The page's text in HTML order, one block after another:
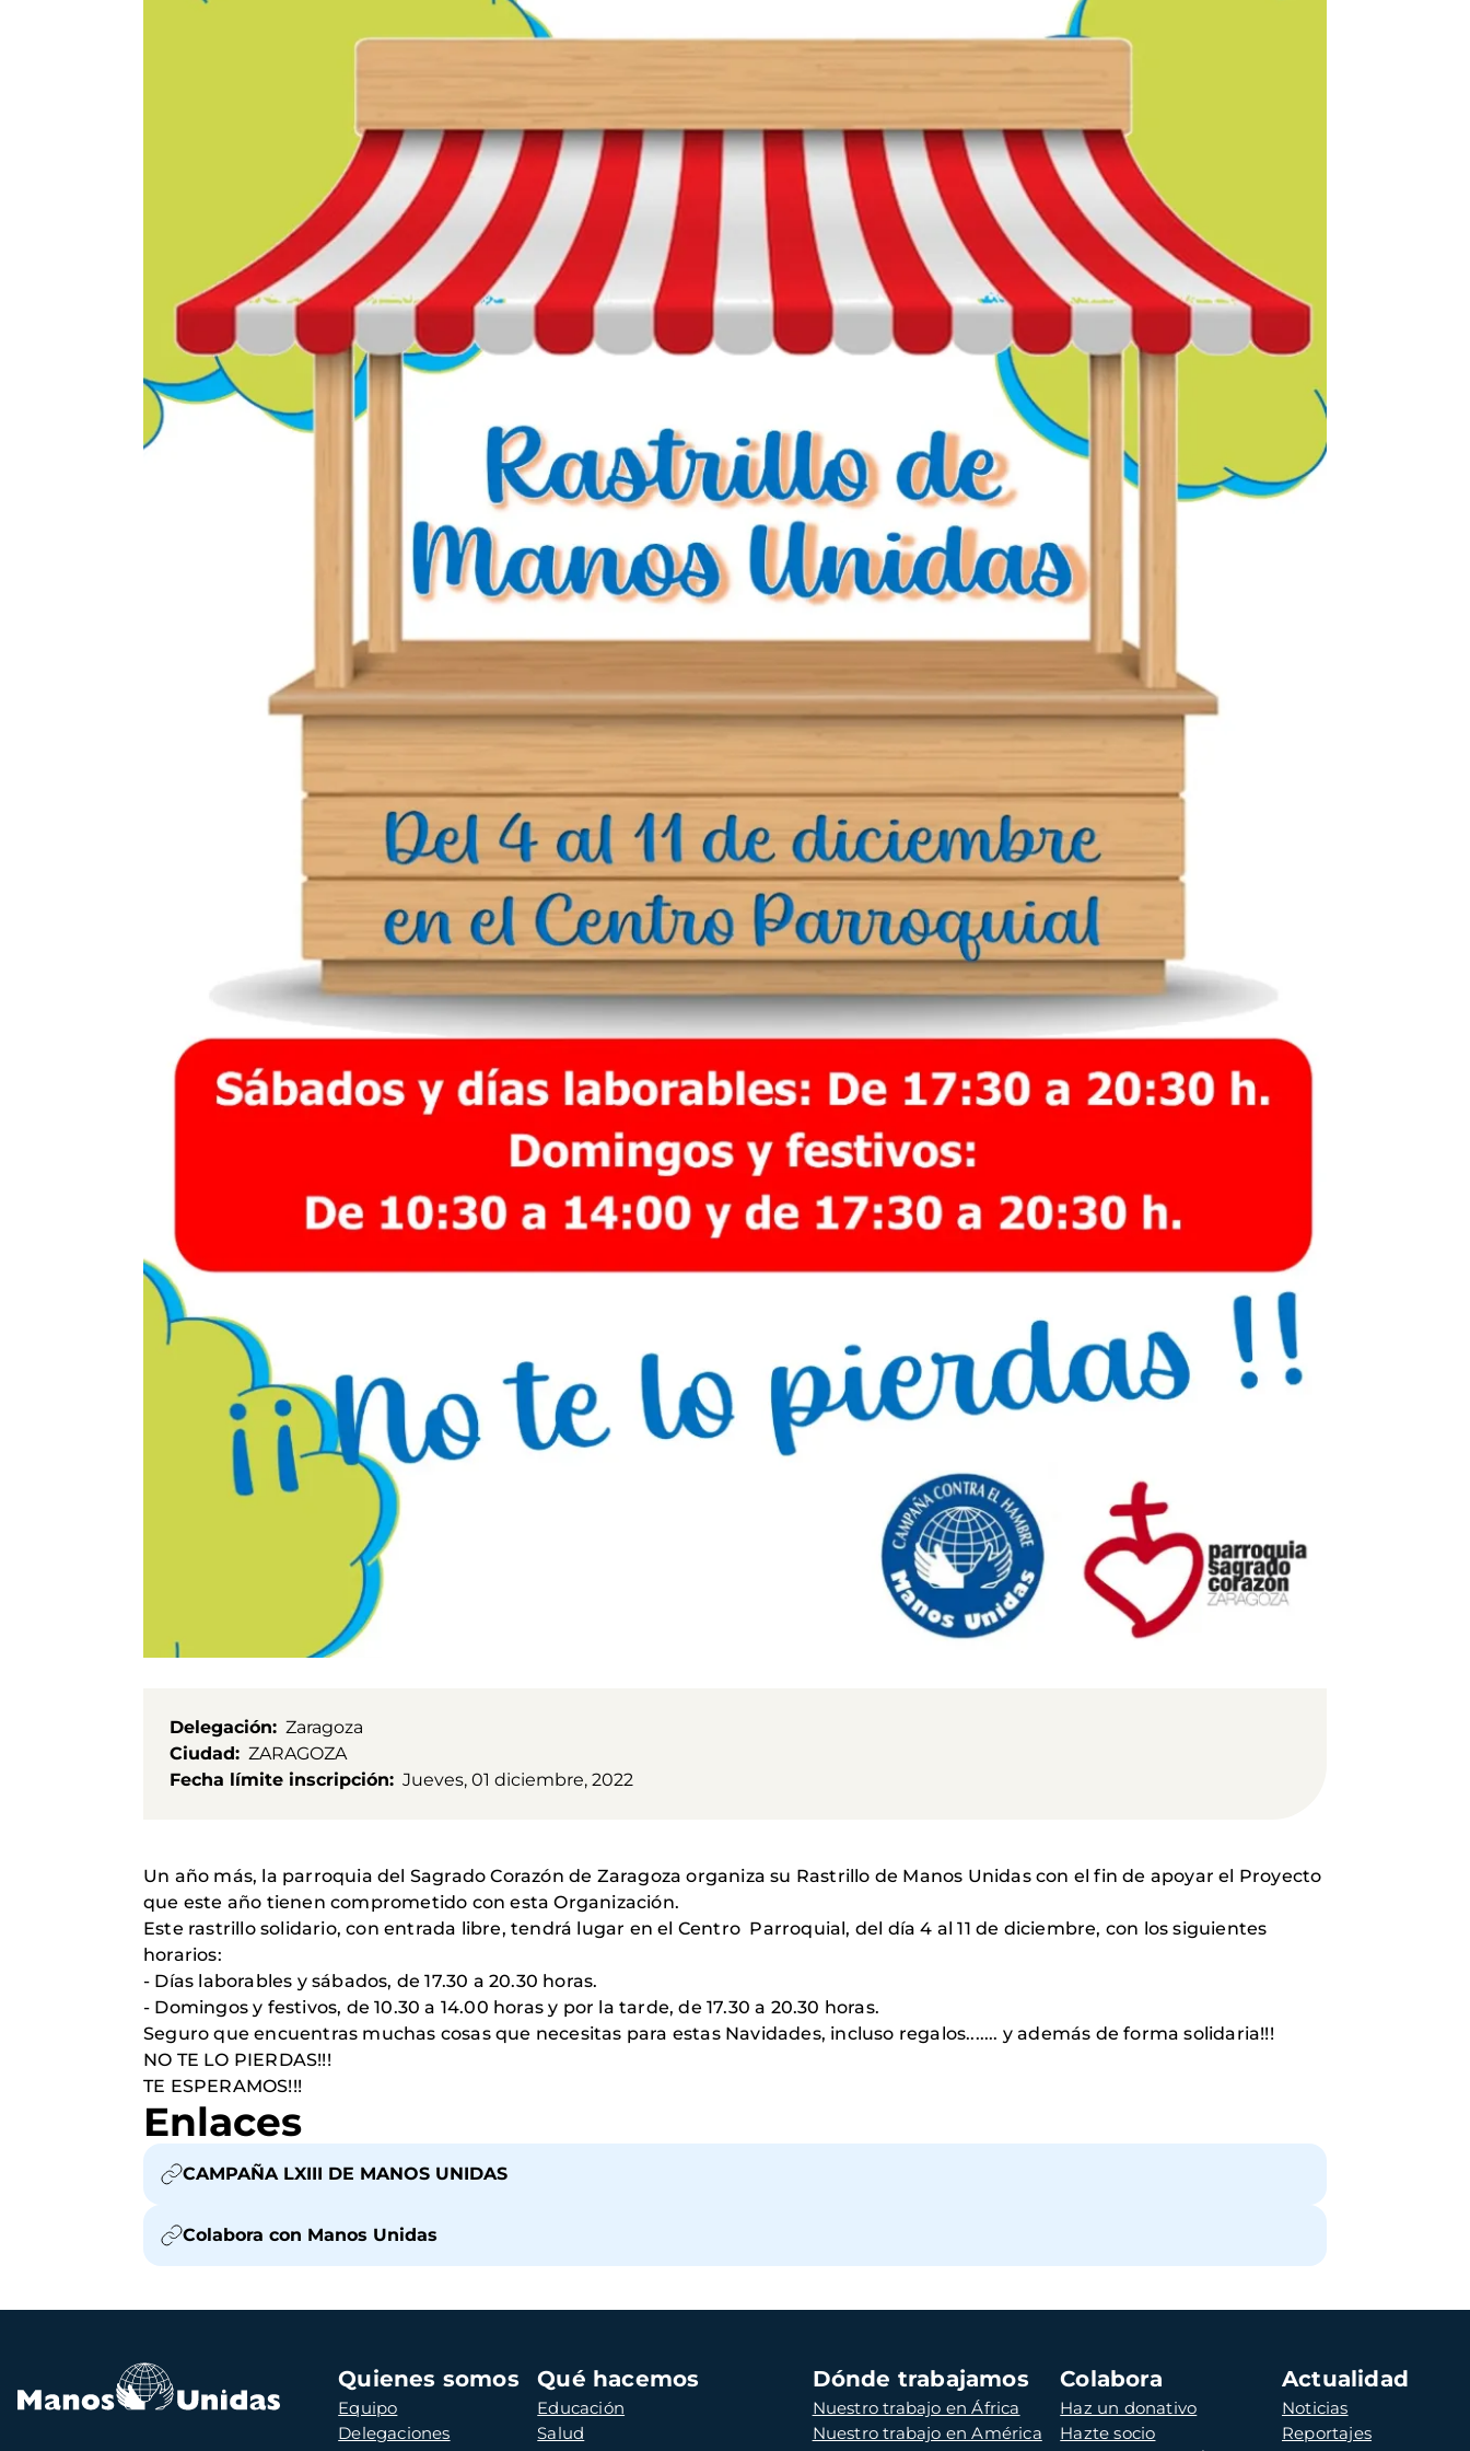
Delegación
Zaragoza
Ciudad
ZARAGOZA
Fecha límite inscripción
Jueves, 01 diciembre, 2022
Un año más, la parroquia del Sagrado Corazón de Zaragoza organiza su Rastrillo de Manos Unidas con el fin de apoyar el Proyecto
que este año tienen comprometido con esta Organización.
Este rastrillo solidario, con entrada libre, tendrá lugar en el Centro Parroquial, del día 4 al 11 de diciembre, con los siguientes
horarios:
- Días laborables y sábados, de 17.30 a 20.30 horas.
- Domingos y festivos, de 10.30 a 14.00 horas y por la tarde, de 17.30 a 20.30 horas.
Seguro que encuentras muchas cosas que necesitas para estas Navidades, incluso regalos....... y además de forma solidaria!!!
NO TE LO PIERDAS!!!
TE ESPERAMOS!!!
Enlaces
CAMPAÑA LXIII DE MANOS UNIDAS
Colabora con Manos Unidas
Navegación
principal
Quienes somos
Equipo
Delegaciones
Qué hacemos
Educación
Salud
Dónde trabajamos
Nuestro trabajo en África
Nuestro trabajo en América
Colabora
Haz un donativo
Hazte socio
Actualidad
Noticias
Reportajes